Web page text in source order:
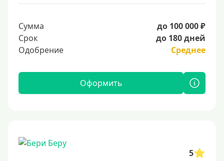
Сумма
до 100 000 ₽
Срок
до 180 дней
Одобрение
Среднее
Оформить
5